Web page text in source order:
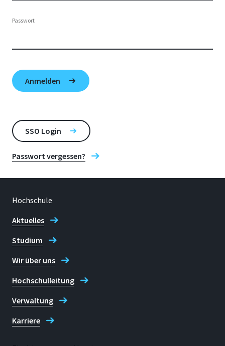
Passwort
SSO Login
Passwort vergessen?
Hochschule
Aktuelles
Studium
Wir über uns
Hochschulleitung
Verwaltung
Karriere